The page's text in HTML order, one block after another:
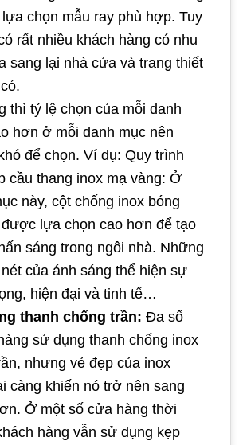
chọn mẫu ray phù hợp. Tuy
rất nhiều khách hàng có nhu
sang lại nhà cửa và trang thiết
thì tỷ lệ chọn của mỗi danh
hơn ở mỗi danh mục nên
để chọn. Ví dụ: Quy trình
cầu thang inox mạ vàng: Ở
này, cột chống inox bóng
lựa chọn cao hơn để tạo
sáng trong ngôi nhà. Những
của ánh sáng thể hiện sự
hiện đại và tinh tế…
thanh chống trần: Đa số
sử dụng thanh chống inox
nhưng vẻ đẹp của inox
càng khiến nó trở nên sang
Ở một số cửa hàng thời
hàng vẫn sử dụng kẹp